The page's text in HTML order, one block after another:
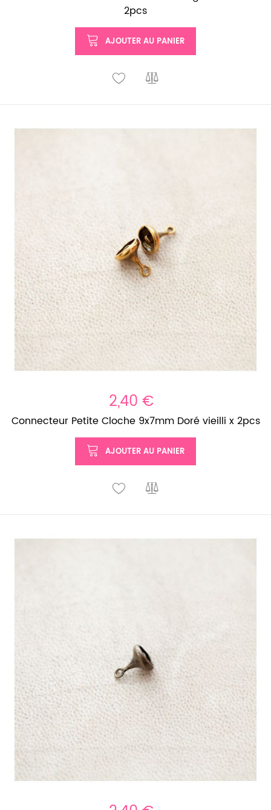
2pcs
AJOUTER AU PANIER
2,40 €
Connecteur Petite Cloche 9x7mm Doré vieilli x 2pcs
AJOUTER AU PANIER